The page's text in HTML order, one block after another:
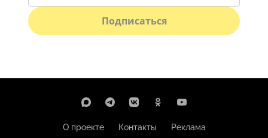
Подписаться
О проекте Контакты
Реклама